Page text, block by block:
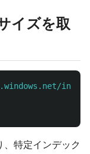
イズを取
特定インデック